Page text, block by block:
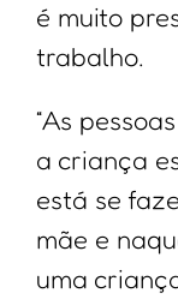
é muito
trabalho.
“As
a criança
está se
mãe e
uma